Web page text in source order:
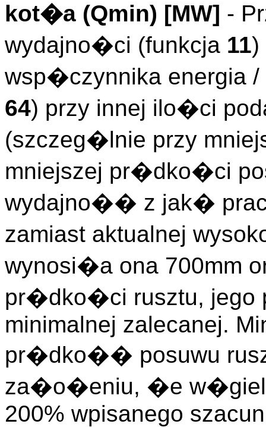
kot�a (Qmin) [MW] -
wydajno�ci (funkcja 11)
wsp�czynnika
64) przy innej ilo�ci
(szczeg�lnie przy
mniejszej pr�dko�ci
wydajno�� z jak�
zamiast aktualnej
wynosi�a ona 700mm
pr�dko�ci rusztu,
minimalnej zalecanej.
pr�dko�� posuwu
za�o�eniu, �e w�giel
200% wpisanego